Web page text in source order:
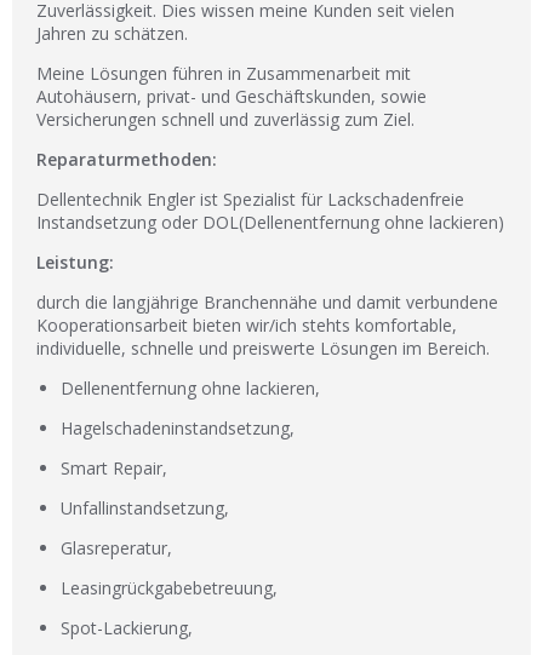
Zuverlässigkeit. Dies wissen meine Kunden seit vielen
Jahren zu schätzen.
Meine Lösungen führen in Zusammenarbeit mit
Autohäusern, privat- und Geschäftskunden, sowie
Versicherungen schnell und zuverlässig zum Ziel.
Reparaturmethoden:
Dellentechnik Engler ist Spezialist für Lackschadenfreie
Instandsetzung oder DOL(Dellenentfernung ohne lackieren)
Leistung:
durch die langjährige Branchennähe und damit verbundene
Kooperationsarbeit bieten wir/ich stehts komfortable,
individuelle, schnelle und preiswerte Lösungen im Bereich.
Dellenentfernung ohne lackieren,
Hagelschadeninstandsetzung,
Smart Repair,
Unfallinstandsetzung,
Glasreperatur,
Leasingrückgabebetreuung,
Spot-Lackierung,